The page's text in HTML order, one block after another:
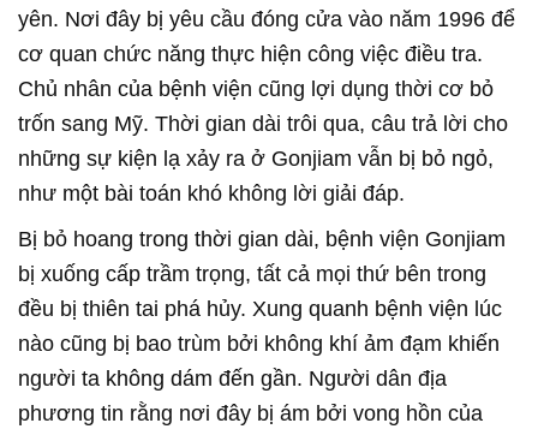
yên. Nơi đây bị yêu cầu đóng cửa vào năm 1996 để
cơ quan chức năng thực hiện công việc điều tra.
Chủ nhân của bệnh viện cũng lợi dụng thời cơ bỏ
trốn sang Mỹ. Thời gian dài trôi qua, câu trả lời cho
những sự kiện lạ xảy ra ở Gonjiam vẫn bị bỏ ngỏ,
như một bài toán khó không lời giải đáp.
Bị bỏ hoang trong thời gian dài, bệnh viện Gonjiam
bị xuống cấp trầm trọng, tất cả mọi thứ bên trong
đều bị thiên tai phá hủy. Xung quanh bệnh viện lúc
nào cũng bị bao trùm bởi không khí ảm đạm khiến
người ta không dám đến gần. Người dân địa
phương tin rằng nơi đây bị ám bởi vong hồn của